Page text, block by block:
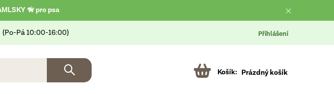
🦮 pro psa
Přihlášení
Prázdný košík